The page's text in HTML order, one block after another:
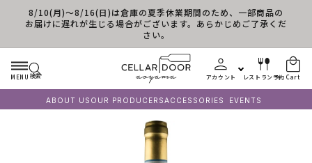
Skip to content
8/10(月)～8/16(日)は倉庫の夏季休業期間のため、一部商品の
お届けに遅れが生じる場合がございます。あらかじめご了承くだ
さい。
MENU 検索 アカウント レストラン予約 Cart
ABOUT US OUR PRODUCERSACCESSORIES EVENTS